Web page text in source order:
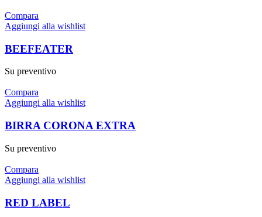
Compara
Aggiungi alla wishlist
BEEFEATER
Su preventivo
Compara
Aggiungi alla wishlist
BIRRA CORONA EXTRA
Su preventivo
Compara
Aggiungi alla wishlist
RED LABEL